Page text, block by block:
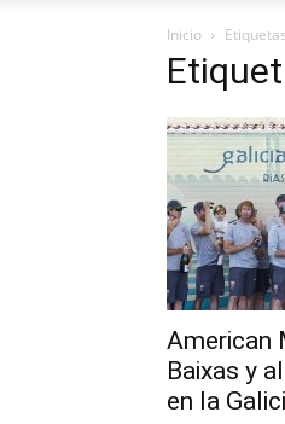
Inicio Etiquetas
American
Baixas y
en la